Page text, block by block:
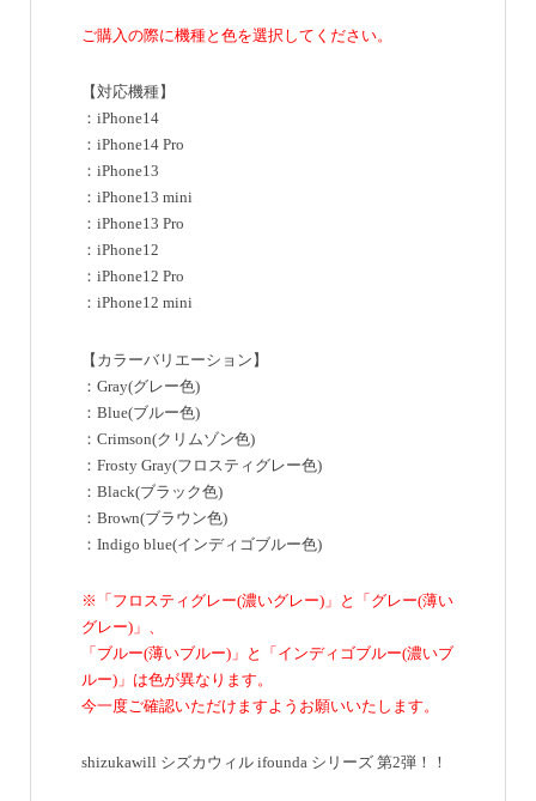
ご購入の際に機種と色を選択してください。
【対応機種】
：iPhone14
：iPhone14 Pro
：iPhone13
：iPhone13 mini
：iPhone13 Pro
：iPhone12
：iPhone12 Pro
：iPhone12 mini
【カラーバリエーション】
：Gray(グレー色)
：Blue(ブルー色)
：Crimson(クリムゾン色)
：Frosty Gray(フロスティグレー色)
：Black(ブラック色)
：Brown(ブラウン色)
：Indigo blue(インディゴブルー色)
※「フロスティグレー(濃いグレー)」と「グレー(薄い
グレー)」、
「ブルー(薄いブルー)」と「インディゴブルー(濃いブ
ルー)」は色が異なります。
今一度ご確認いただけますようお願いいたします。
shizukawill シズカウィル ifounda シリーズ 第2弾！！